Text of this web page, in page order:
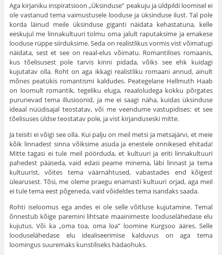
Aga kirjaniku inspiratsioon „Üksinduse” peakuju ja üldpildi loomisel ei
ole vastanud tema vaimustusele loo­duse ja üksinduse ilust. Tal pole
korda läinud meile üksinduse giganti näidata kehastatuna, kelle
eeskujul me linnakultuuri tolmu oma jalult raputaksime ja emakese
looduse rüppe siirduksime. Seda on realistlikus vormis vist võimatugi
näidata, sest et see on reaal-elus võimatu. Romantilises romaanis,
kus tõelisusest pole tarvis kinni pidada, võiks see ehk kuidagi
kujutatav olla. Roht on aga ikkagi realistliku romaani annud, ainult
mõnes peatükis romantismi kaldudes. Peategelane Hellmuth Haab
on loomult romantik, tegeliku eluga, reaaloludega kokku põrgates
purunevad tema illusioonid, ja me ei saagi näha, kuidas üksinduse
ideaal nüüdisajal teostatav, või me veendume vastupidises: et see
tõelisuses üldse teostatav pole, ja vist kirjanduseski mitte.
Ja teisiti ei võigi see olla. Kui palju on meil metsi ja metsajärvi, et meie
kõik linnadest sinna võiksime asuda ja enestele onnikesed ehitada!
Mitte tagasi ei tule meil pöörduda, et kultuuri ja eriti linnakultuuri
pahedest pääseda, vaid edasi peame minema, läbi linnast ja tema
kultuurist, võites tema väärnähtused, vabastades end kõigest
ülearu­sest. Tõsi, me oleme praegu enamasti kultuuri orjad, aga meil
ei tule tema eest põgeneda, vaid võideldes tema isandaks saada.
Rohti iseloomus ega andes ei ole selle võitluse kujuta­mine. Temal
õnnestub kõige paremini lihtsate maainimeste looduselähedase elu
kujutus. Või ka „oma toa, oma loa” loomine Kurgsoo ääres. Selle
looduselähedase elu idealiseerimise kalduvus on aga tema
loomingus suuremaks kunstiliseks hädaohuks.